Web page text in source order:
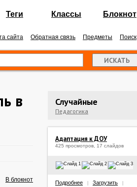
Теги Классы Блокнот
сайта Обратная связь Предметы Поиск
в
В блокнот
Случайные
Педагогика
Адаптация к ДОУ
425 просмотров, 17 слайдов
Подробнее Загрузить